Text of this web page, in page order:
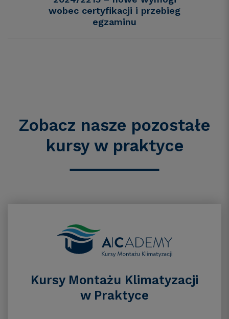
wobec certyfikacji i przebieg
egzaminu
Zobacz nasze pozostałe
kursy w praktyce
Kursy Montażu Klimatyzacji
w Praktyce